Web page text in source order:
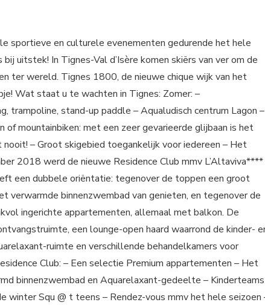
sportieve en culturele evenementen gedurende het hele
uitstek! In Tignes-Val d’Isère komen skiërs van ver om de
ter wereld. Tignes 1800, de nieuwe chique wijk van het
Wat staat u te wachten in Tignes: Zomer: –
trampoline, stand-up paddle – Aqualudisch centrum Lagon –
mountainbiken: met een zeer gevarieerde glijbaan is het
– Groot skigebied toegankelijk voor iedereen – Het
2018 werd de nieuwe Residence Club mmv L’Altaviva****
een dubbele oriëntatie: tegenover de toppen een groot
verwarmde binnenzwembad van genieten, en tegenover de
ingerichte appartementen, allemaal met balkon. De
een lounge-open haard waarrond de kinder-
ruimte en verschillende behandelkamers voor
Club: – Een selectie Premium appartementen – Het
binnenzwembad en Aquarelaxant-gedeelte – Kinderteams
winter Squ @ t teens – Rendez-vous mmv het hele seizoen